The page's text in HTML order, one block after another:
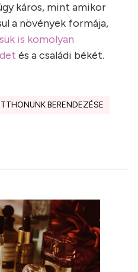
káros, mint amikor
a növények formája,
is komolyan
és a családi békét.
BERENDEZÉSE